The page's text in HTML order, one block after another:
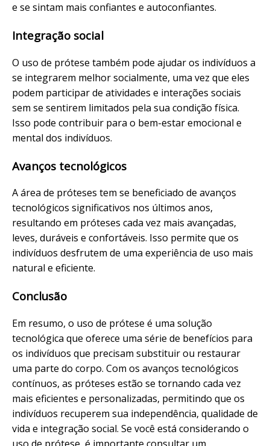
e se sintam mais confiantes e autoconfiantes.
Integração social
O uso de prótese também pode ajudar os indivíduos a
se integrarem melhor socialmente, uma vez que eles
podem participar de atividades e interações sociais
sem se sentirem limitados pela sua condição física.
Isso pode contribuir para o bem-estar emocional e
mental dos indivíduos.
Avanços tecnológicos
A área de próteses tem se beneficiado de avanços
tecnológicos significativos nos últimos anos,
resultando em próteses cada vez mais avançadas,
leves, duráveis e confortáveis. Isso permite que os
indivíduos desfrutem de uma experiência de uso mais
natural e eficiente.
Conclusão
Em resumo, o uso de prótese é uma solução
tecnológica que oferece uma série de benefícios para
os indivíduos que precisam substituir ou restaurar
uma parte do corpo. Com os avanços tecnológicos
contínuos, as próteses estão se tornando cada vez
mais eficientes e personalizadas, permitindo que os
indivíduos recuperem sua independência, qualidade de
vida e integração social. Se você está considerando o